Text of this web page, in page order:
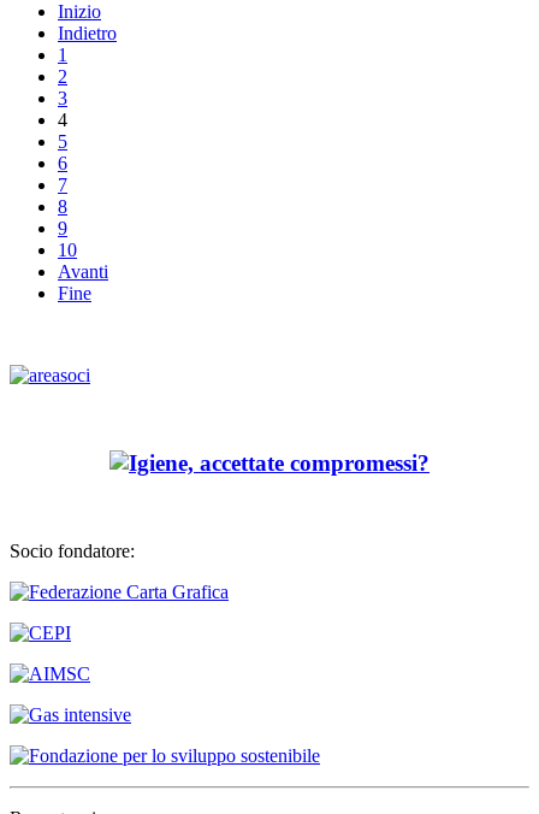
Inizio
Indietro
1
2
3
4
5
6
7
8
9
10
Avanti
Fine
Socio fondatore: